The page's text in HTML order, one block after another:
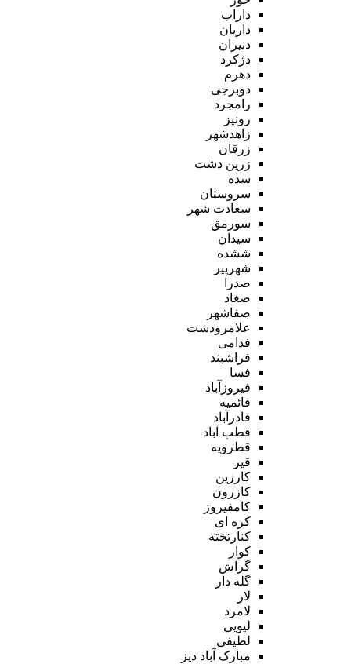
داراب
داریان
دبیران
دژکرد
دهرم
دوبرجی
رامجرد
رونیز
زاهدشهر
زرقان
زرین دشت
سده
سروستان
سعادت شهر
سورمق
سیدان
ششده
شهرپیر
صدرا
صغاد
صفاشهر
علامرودشت
فدامی
فراشبند
فسا
فیروزآباد
قائمیه
قادرآباد
قطب آباد
قطرویه
قیر
کارزین
کازرون
کامفیروز
کره ای
کنارتخته
کوار
گراش
گله دار
لار
لامرد
لپویی
لطیفی
مبارک آباد دیز